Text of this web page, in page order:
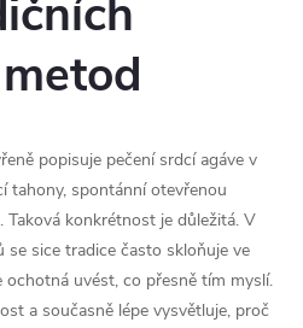
popisuje pečení srdcí agáve v
tahony, spontánní otevřenou
konkrétnost je důležitá. V
sice tradice často skloňuje ve
ochotná uvést, co přesně tím myslí.
a současně lépe vysvětluje, proč